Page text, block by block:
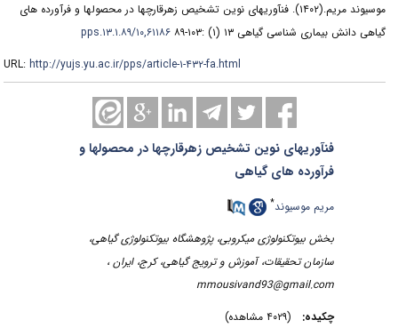
موسیوند مریم.(۱۴۰۲).
فنآوریهای نوین تشخیص زهرقارچها در محصولها و فرآورده های
گیاهی دانش بیماری شناسی گیاهی ۱۳ (۱) :۱۰۳-۸۹
۱۰,۶۱۱۸۶/pps.۱۳.۱.۸۹
URL:http://yujs.yu.ac.ir/pps/article-۱-۴۳۲-fa.html
فنآوریهای نوین تشخیص زهرقارچها در محصولها و
فرآورده های گیاهی
مریم موسیوند*
بخش بیوتکنولوژی میکروبی، پژوهشگاه بیوتکنولوژی گیاهی،
سازمان تحقیقات، آموزش و ترویج گیاهی، کرج، ایران ،
mmousivand93@gmail.com
چکیده: